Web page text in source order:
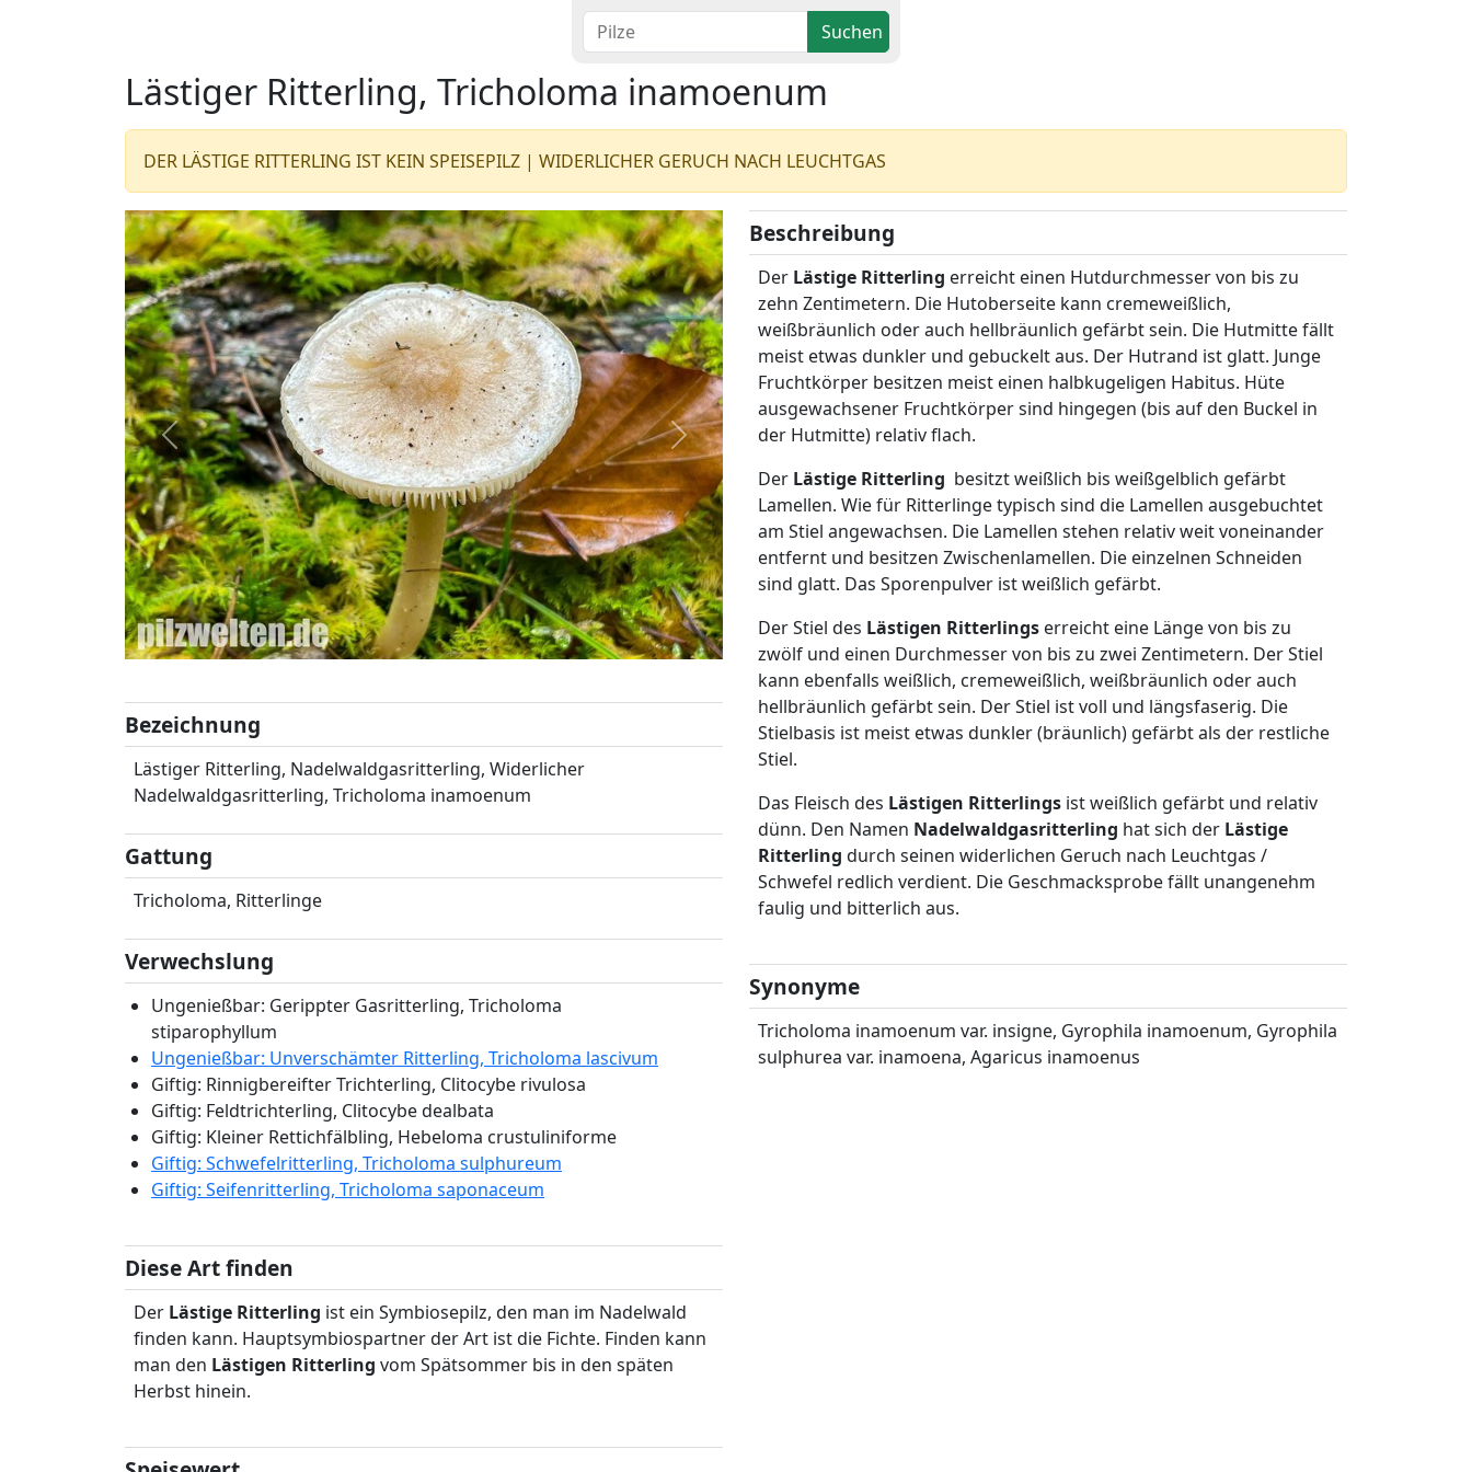
Suchen
Lästiger Ritterling, Tricholoma inamoenum
DER LÄSTIGE RITTERLING IST KEIN SPEISEPILZ | WIDERLICHER GERUCH NACH LEUCHTGAS
Zurück Weiter
Bezeichnung
Lästiger Ritterling, Nadelwaldgasritterling, Widerlicher
Nadelwaldgasritterling, Tricholoma inamoenum
Gattung
Tricholoma, Ritterlinge
Verwechslung
Ungenießbar: Gerippter Gasritterling, Tricholoma
stiparophyllum
Ungenießbar: Unverschämter Ritterling, Tricholoma lascivum
Giftig: Rinnigbereifter Trichterling, Clitocybe rivulosa
Giftig: Feldtrichterling, Clitocybe dealbata
Giftig: Kleiner Rettichfälbling, Hebeloma crustuliniforme
Giftig: Schwefelritterling, Tricholoma sulphureum
Giftig: Seifenritterling, Tricholoma saponaceum
Diese Art finden
Der Lästige Ritterling ist ein Symbiosepilz, den man im Nadelwald
finden kann. Hauptsymbiospartner der Art ist die Fichte. Finden kann
man den Lästigen Ritterling vom Spätsommer bis in den späten
Herbst hinein.
Beschreibung
Der Lästige Ritterling erreicht einen Hutdurchmesser von bis zu
zehn Zentimetern. Die Hutoberseite kann cremeweißlich,
weißbräunlich oder auch hellbräunlich gefärbt sein. Die Hutmitte fällt
meist etwas dunkler und gebuckelt aus. Der Hutrand ist glatt. Junge
Fruchtkörper besitzen meist einen halbkugeligen Habitus. Hüte
ausgewachsener Fruchtkörper sind hingegen (bis auf den Buckel in
der Hutmitte) relativ flach.
Der Lästige Ritterling besitzt weißlich bis weißgelblich gefärbt
Lamellen. Wie für Ritterlinge typisch sind die Lamellen ausgebuchtet
am Stiel angewachsen. Die Lamellen stehen relativ weit voneinander
entfernt und besitzen Zwischenlamellen. Die einzelnen Schneiden
sind glatt. Das Sporenpulver ist weißlich gefärbt.
Der Stiel des Lästigen Ritterlings erreicht eine Länge von bis zu
zwölf und einen Durchmesser von bis zu zwei Zentimetern. Der Stiel
kann ebenfalls weißlich, cremeweißlich, weißbräunlich oder auch
hellbräunlich gefärbt sein. Der Stiel ist voll und längsfaserig. Die
Stielbasis ist meist etwas dunkler (bräunlich) gefärbt als der restliche
Stiel.
Das Fleisch des Lästigen Ritterlings ist weißlich gefärbt und relativ
dünn. Den Namen Nadelwaldgasritterling hat sich der Lästige
Ritterling durch seinen widerlichen Geruch nach Leuchtgas /
Schwefel redlich verdient. Die Geschmacksprobe fällt unangenehm
faulig und bitterlich aus.
Synonyme
Tricholoma inamoenum var. insigne, Gyrophila inamoenum, Gyrophila
sulphurea var. inamoena, Agaricus inamoenus